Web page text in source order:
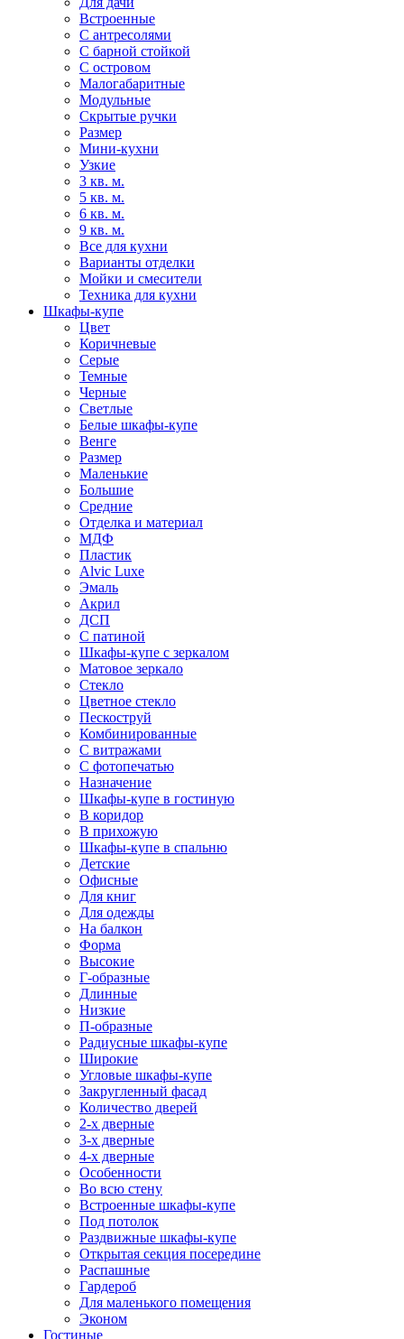
Встроенные
С антресолями
С барной стойкой
С островом
Малогабаритные
Модульные
Скрытые ручки
Размер
Мини-кухни
Узкие
3 кв. м.
5 кв. м.
6 кв. м.
9 кв. м.
Все для кухни
Варианты отделки
Мойки и смесители
Техника для кухни
Шкафы-купе
Цвет
Коричневые
Серые
Темные
Черные
Светлые
Белые шкафы-купе
Венге
Размер
Маленькие
Большие
Средние
Отделка и материал
МДФ
Пластик
Alvic Luxe
Эмаль
Акрил
ДСП
С патиной
Шкафы-купе с зеркалом
Матовое зеркало
Стекло
Цветное стекло
Пескоструй
Комбинированные
С витражами
С фотопечатью
Назначение
Шкафы-купе в гостиную
В коридор
В прихожую
Шкафы-купе в спальню
Детские
Офисные
Для книг
Для одежды
На балкон
Форма
Высокие
Г-образные
Длинные
Низкие
П-образные
Радиусные шкафы-купе
Широкие
Угловые шкафы-купе
Закругленный фасад
Количество дверей
2-х дверные
3-х дверные
4-х дверные
Особенности
Во всю стену
Встроенные шкафы-купе
Под потолок
Раздвижные шкафы-купе
Открытая секция посередине
Распашные
Гардероб
Для маленького помещения
Эконом
Гостиные